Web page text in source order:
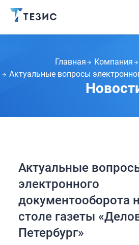
Главная Компания
Актуальные вопросы электронного документооборота на
Актуальные
электронного
документооборота
столе газеты
Петербург»